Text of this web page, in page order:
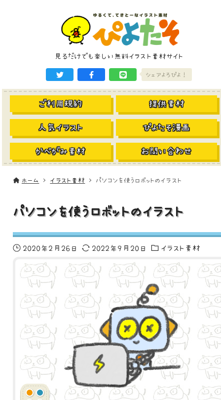
見るだけでも楽しい無料イラスト素材サイト
シェアよろぴよ！
ご利用規約 提供素材
人気イラスト ぴよたそ漫画
かべがみ素材 お問い合わせ
ホーム イラスト素材 パソコンを使うロボットのイラスト
パソコンを使うロボットのイラスト
2020年2月26日 2022年9月20日 イラスト素材